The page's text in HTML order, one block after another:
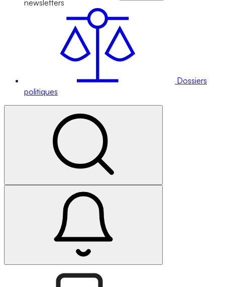
newsletters
Dossiers
politiques